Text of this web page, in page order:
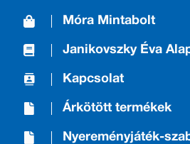
Móra Mintabolt
Janikovszky Éva
Kapcsolat
Árkötött termékek
Nyereményjáték-